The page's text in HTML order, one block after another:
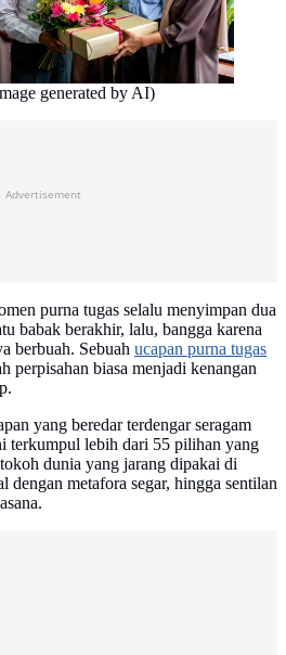
generated by AI)
Advertisement
purna tugas selalu menyimpan dua
babak berakhir, lalu, bangga karena
berbuah. Sebuah ucapan purna tugas
perpisahan biasa menjadi kenangan
yang beredar terdengar seragam
terkumpul lebih dari 55 pilihan yang
dunia yang jarang dipakai di
dengan metafora segar, hingga sentilan